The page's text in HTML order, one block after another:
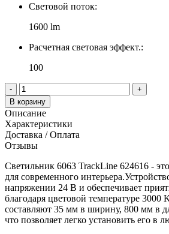
Световой поток:
1600 lm
Расчетная световая эффект.:
100
-
+
В корзину
Описание
Характеристики
Доставка / Оплата
Отзывы
Светильник 6063 TrackLine 624616 -
для современного
напряжении 24 В и обеспечивает
благодаря цветовой температуре 3000
составляют 35 мм в ширину, 800 мм в
что позволяет легко установить его в